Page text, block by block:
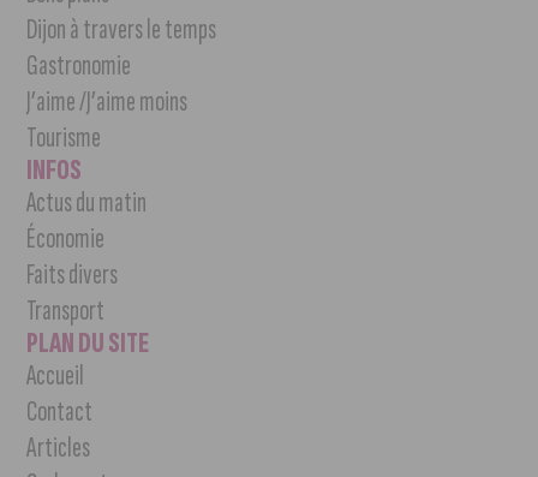
Dijon à travers le temps
Gastronomie
J’aime /J’aime moins
Tourisme
INFOS
Actus du matin
Économie
Faits divers
Transport
PLAN DU SITE
Accueil
Contact
Articles